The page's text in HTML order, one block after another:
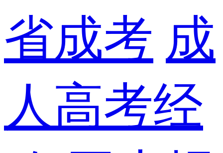
省成考 成
人高考经